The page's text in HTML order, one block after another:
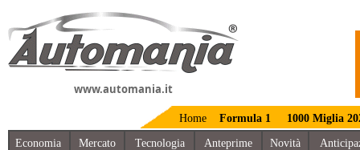
www.automania.it
Home Formula 1 1000 Miglia
Economia Mercato Tecnologia Anteprime Novità